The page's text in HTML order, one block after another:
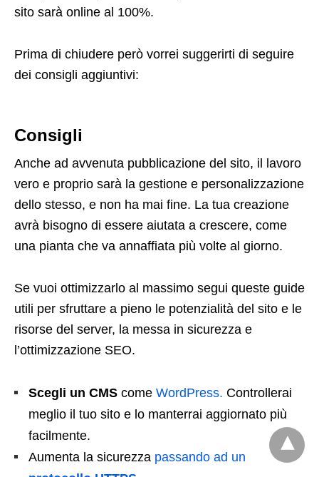
sito sarà online al 100%.
Prima di chiudere però vorrei suggerirti di seguire
dei consigli aggiuntivi:
Consigli
Anche ad avvenuta pubblicazione del sito, il lavoro
vero e proprio sarà la gestione e personalizzazione
dello stesso, e non ha mai fine. La tua creazione
avrà bisogno di essere aiutata a crescere, come
una pianta che va annaffiata più volte al giorno.
Se vuoi ottimizzarlo al massimo segui queste guide
utili per sfruttare a pieno le potenzialità del sito e le
risorse del server, la messa in sicurezza e
l’ottimizzazione SEO.
Scegli un CMS come WordPress. Controllerai
meglio il tuo sito e lo manterrai aggiornato più
facilmente.
Aumenta la sicurezza passando ad un